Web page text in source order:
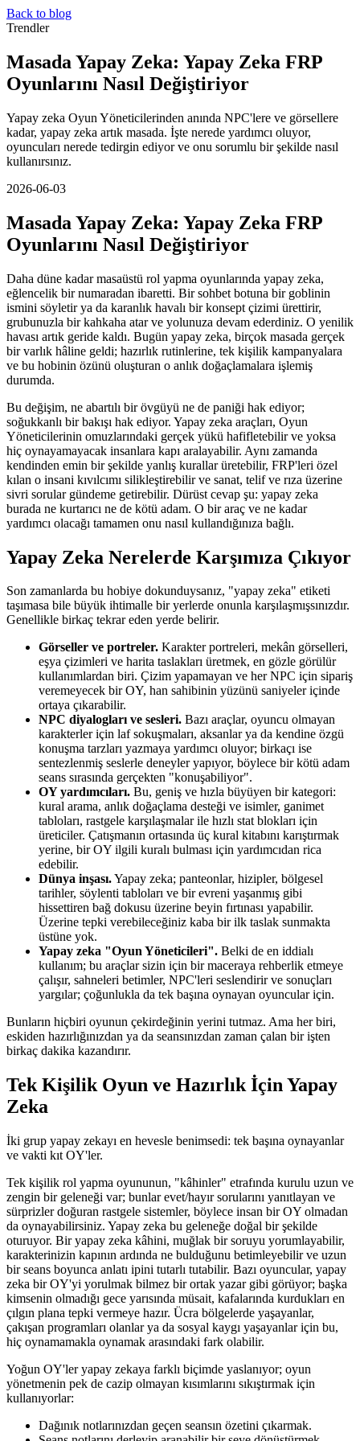
Back to blog
Trendler
Masada Yapay Zeka: Yapay Zeka FRP
Oyunlarını Nasıl Değiştiriyor
Yapay zeka Oyun Yöneticilerinden anında NPC'lere ve görsellere
kadar, yapay zeka artık masada. İşte nerede yardımcı oluyor,
oyuncuları nerede tedirgin ediyor ve onu sorumlu bir şekilde nasıl
kullanırsınız.
2026-06-03
Masada Yapay Zeka: Yapay Zeka FRP
Oyunlarını Nasıl Değiştiriyor
Daha düne kadar masaüstü rol yapma oyunlarında yapay zeka,
eğlencelik bir numaradan ibaretti. Bir sohbet botuna bir goblinin
ismini söyletir ya da karanlık havalı bir konsept çizimi ürettirir,
grubunuzla bir kahkaha atar ve yolunuza devam ederdiniz. O yenilik
havası artık geride kaldı. Bugün yapay zeka, birçok masada gerçek
bir varlık hâline geldi; hazırlık rutinlerine, tek kişilik kampanyalara
ve bu hobinin özünü oluşturan o anlık doğaçlamalara işlemiş
durumda.
Bu değişim, ne abartılı bir övgüyü ne de paniği hak ediyor;
soğukkanlı bir bakışı hak ediyor. Yapay zeka araçları, Oyun
Yöneticilerinin omuzlarındaki gerçek yükü hafifletebilir ve yoksa
hiç oynayamayacak insanlara kapı aralayabilir. Aynı zamanda
kendinden emin bir şekilde yanlış kurallar üretebilir, FRP'leri özel
kılan o insani kıvılcımı silikleştirebilir ve sanat, telif ve rıza üzerine
sivri sorular gündeme getirebilir. Dürüst cevap şu: yapay zeka
burada ne kurtarıcı ne de kötü adam. O bir araç ve ne kadar
yardımcı olacağı tamamen onu nasıl kullandığınıza bağlı.
Yapay Zeka Nerelerde Karşımıza Çıkıyor
Son zamanlarda bu hobiye dokunduysanız, "yapay zeka" etiketi
taşımasa bile büyük ihtimalle bir yerlerde onunla karşılaşmışsınızdır.
Genellikle birkaç tekrar eden yerde belirir.
Görseller ve portreler. Karakter portreleri, mekân görselleri,
eşya çizimleri ve harita taslakları üretmek, en gözle görülür
kullanımlardan biri. Çizim yapamayan ve her NPC için sipariş
veremeyecek bir OY, han sahibinin yüzünü saniyeler içinde
ortaya çıkarabilir.
NPC diyalogları ve sesleri. Bazı araçlar, oyuncu olmayan
karakterler için laf sokuşmaları, aksanlar ya da kendine özgü
konuşma tarzları yazmaya yardımcı oluyor; birkaçı ise
sentezlenmiş seslerle deneyler yapıyor, böylece bir kötü adam
seans sırasında gerçekten "konuşabiliyor".
OY yardımcıları. Bu, geniş ve hızla büyüyen bir kategori:
kural arama, anlık doğaçlama desteği ve isimler, ganimet
tabloları, rastgele karşılaşmalar ile hızlı stat blokları için
üreticiler. Çatışmanın ortasında üç kural kitabını karıştırmak
yerine, bir OY ilgili kuralı bulması için yardımcıdan rica
edebilir.
Dünya inşası.Yapay zeka; panteonlar, hizipler, bölgesel
tarihler, söylenti tabloları ve bir evreni yaşanmış gibi
hissettiren bağ dokusu üzerine beyin fırtınası yapabilir.
Üzerine tepki verebileceğiniz kaba bir ilk taslak sunmakta
üstüne yok.
Yapay zeka "Oyun Yöneticileri". Belki de en iddialı
kullanım; bu araçlar sizin için bir maceraya rehberlik etmeye
çalışır, sahneleri betimler, NPC'leri seslendirir ve sonuçları
yargılar; çoğunlukla da tek başına oynayan oyuncular için.
Bunların hiçbiri oyunun çekirdeğinin yerini tutmaz. Ama her biri,
eskiden hazırlığınızdan ya da seansınızdan zaman çalan bir işten
birkaç dakika kazandırır.
Tek Kişilik Oyun ve Hazırlık İçin Yapay
Zeka
İki grup yapay zekayı en hevesle benimsedi: tek başına oynayanlar
ve vakti kıt OY'ler.
Tek kişilik rol yapma oyununun, "kâhinler" etrafında kurulu uzun ve
zengin bir geleneği var; bunlar evet/hayır sorularını yanıtlayan ve
sürprizler doğuran rastgele sistemler, böylece insan bir OY olmadan
da oynayabilirsiniz. Yapay zeka bu geleneğe doğal bir şekilde
oturuyor. Bir yapay zeka kâhini, muğlak bir soruyu yorumlayabilir,
karakterinizin kapının ardında ne bulduğunu betimleyebilir ve uzun
bir seans boyunca anlatı ipini tutarlı tutabilir. Bazı oyuncular, yapay
zeka bir OY'yi yorulmak bilmez bir ortak yazar gibi görüyor; başka
kimsenin olmadığı gece yarısında müsait, kafalarında kurdukları en
çılgın plana tepki vermeye hazır. Ücra bölgelerde yaşayanlar,
çakışan programları olanlar ya da sosyal kaygı yaşayanlar için bu,
hiç oynamamakla oynamak arasındaki fark olabilir.
Yoğun OY'ler yapay zekaya farklı biçimde yaslanıyor; oyun
yönetmenin pek de cazip olmayan kısımlarını sıkıştırmak için
kullanıyorlar:
Dağınık notlarınızdan geçen seansın özetini çıkarmak.